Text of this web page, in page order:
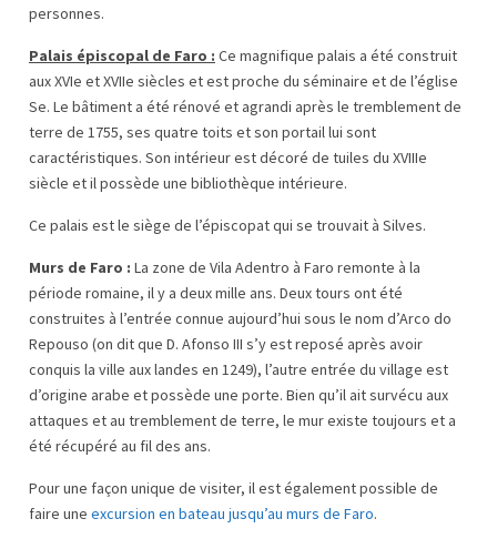
personnes.
Palais épiscopal de Faro : Ce magnifique palais a été construit
aux XVIe et XVIIe siècles et est proche du séminaire et de l’église
Se. Le bâtiment a été rénové et agrandi après le tremblement de
terre de 1755, ses quatre toits et son portail lui sont
caractéristiques. Son intérieur est décoré de tuiles du XVIIIe
siècle et il possède une bibliothèque intérieure.
Ce palais est le siège de l’épiscopat qui se trouvait à Silves.
Murs de Faro : La zone de Vila Adentro à Faro remonte à la
période romaine, il y a deux mille ans. Deux tours ont été
construites à l’entrée connue aujourd’hui sous le nom d’Arco do
Repouso (on dit que D. Afonso III s’y est reposé après avoir
conquis la ville aux landes en 1249), l’autre entrée du village est
d’origine arabe et possède une porte. Bien qu’il ait survécu aux
attaques et au tremblement de terre, le mur existe toujours et a
été récupéré au fil des ans.
Pour une façon unique de visiter, il est également possible de
faire une excursion en bateau jusqu’au murs de Faro.